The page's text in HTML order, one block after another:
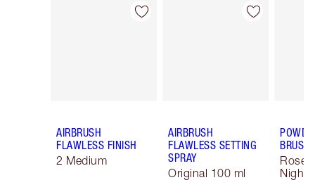
Artículo 1 de 8
AIRBRUSH
FLAWLESS FINISH
2 Medium
Artículo 2 de 8
AIRBRUSH
FLAWLESS SETTING
SPRAY
Original 100 ml
BRUSH
Rose
Night